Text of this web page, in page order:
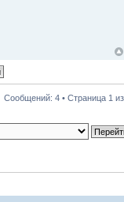
Сообщений: 4 • Страница 1 из